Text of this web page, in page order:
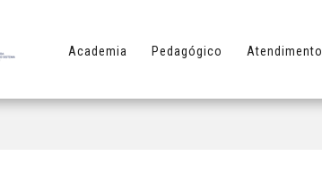
Academia Pedagógico Atendimento